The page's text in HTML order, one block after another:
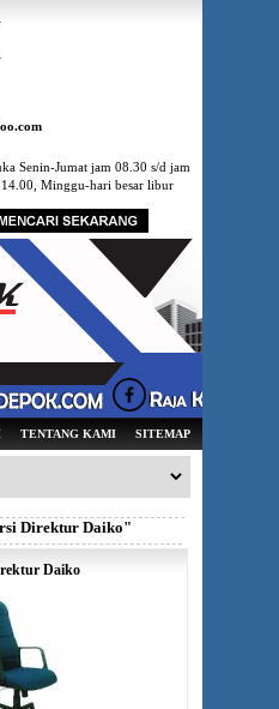
Senin-Jumat jam 08.30 s/d jam
Minggu-hari besar libur
TENTANG KAMI SITEMAP
Direktur Daiko"
Daiko